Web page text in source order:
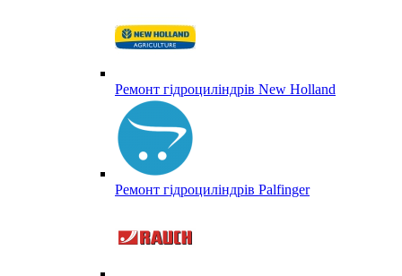
Ремонт гідроциліндрів New Holland
Ремонт гідроциліндрів Palfinger